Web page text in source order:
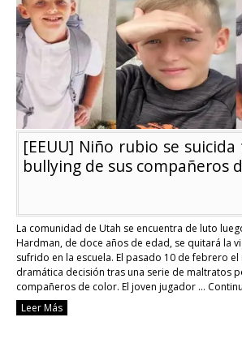
[EEUU] Niño rubio se
bullying de sus compañeros
La comunidad de Utah se encuentra de luto
Hardman, de doce años de edad, se quitará la
sufrido en la escuela. El pasado 10 de febrero
dramática decisión tras una serie de maltratos
compañeros de color. El joven jugador …
Leer Más